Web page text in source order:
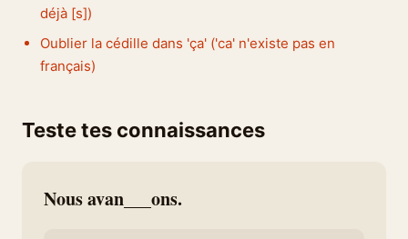
déjà [s])
Oublier la cédille dans 'ça' ('ca' n'existe pas en
français)
Teste tes connaissances
Nous avan___ons.